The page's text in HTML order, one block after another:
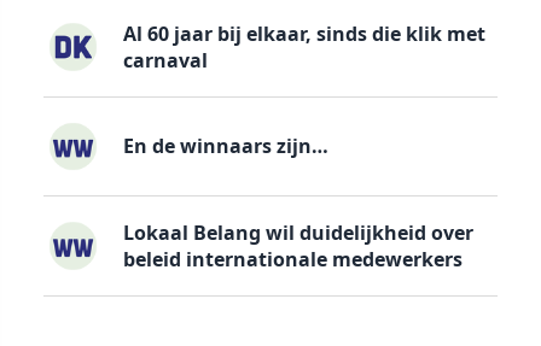
Al 60 jaar bij elkaar, sinds die klik met
carnaval
En de winnaars zijn…
Lokaal Belang wil duidelijkheid over
beleid internationale medewerkers